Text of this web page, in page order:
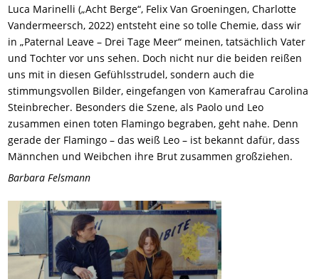
Luca Marinelli („Acht Berge“, Felix Van Groeningen, Charlotte
Vandermeersch, 2022) entsteht eine so tolle Chemie, dass wir
in „Paternal Leave – Drei Tage Meer“ meinen, tatsächlich Vater
und Tochter vor uns sehen. Doch nicht nur die beiden reißen
uns mit in diesen Gefühlsstrudel, sondern auch die
stimmungsvollen Bilder, eingefangen von Kamerafrau Carolina
Steinbrecher. Besonders die Szene, als Paolo und Leo
zusammen einen toten Flamingo begraben, geht nahe. Denn
gerade der Flamingo – das weiß Leo – ist bekannt dafür, dass
Männchen und Weibchen ihre Brut zusammen großziehen.
Barbara Felsmann